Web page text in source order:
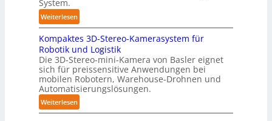
f
p
u
n
k
t
f
ü
p
t
i
s
i
e
r
u
n
g
s
System.
Weiterlesen:
3
D
-
H
a
n
d
l
Kompaktes 3D-Stereo-Kamerasystem für
Robotik und Logistik
Die 3D-Stereo-mini-Kamera von Basler eignet
sich für preissensitive Anwendungen bei
mobilen Robotern, Warehouse-Drohnen und
Automatisierungslösungen.
Weiterlesen:
K